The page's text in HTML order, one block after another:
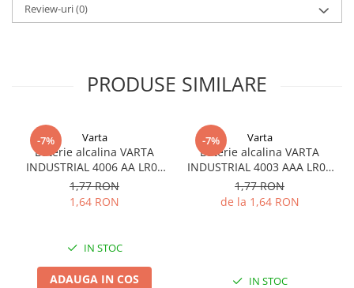
APC
Redresoare, incarcatoare si testere
stationare
Surse UPS
UPS pentru centrale termice si
sisteme de urgenta - acumulator
UPS Calculatoare si Servere
PDUs unitati de distributie a
Review-uri(0)
PRODUSE SIMILARE
-7% Varta
Baterie alcalina VARTA
INDUSTRIAL 4006 AA LR06
1.5V bulk
1,77 RON
1,64 RON
IN STOC
ADAUGA IN COS
-7% Varta
Baterie alcalina VARTA
INDUSTRIAL 4003 AAA LR03
1.5V
1,77 RON
de la 1,64 RON
IN STOC